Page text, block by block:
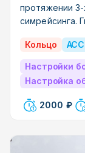
протяжении
симрейсинга.
уперевшимся
дискорде
телеметрии и
Кольцо ACC
Настройки
Настройка
2000 ₽